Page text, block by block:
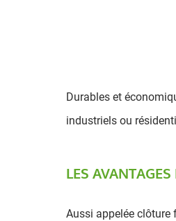
Durables et
industriels ou
LES
Aussi appelée clôture